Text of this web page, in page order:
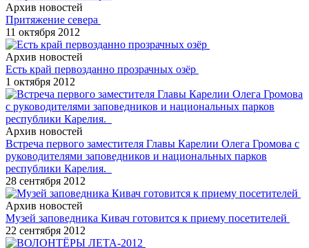
Архив новостей
Притяжение севера
11 октября 2012
Архив новостей
Есть край первозданно прозрачных озёр
1 октября 2012
Архив новостей
Встреча первого заместителя Главы Карелии Олега Громова с
руководителями заповедников и национальных парков
республики Карелия.
28 сентября 2012
Архив новостей
Музей заповедника Кивач готовится к приему посетителей
22 сентября 2012